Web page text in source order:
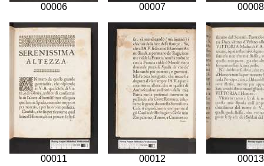
00006 00007 00008
00011 00012 00013